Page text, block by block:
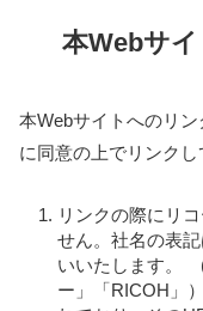
本Webサ
本Webサイトへのリ
に同意の上でリンクし
リンクの際にリ
せん。社名の表
いいたします。
ー」「RICOH」